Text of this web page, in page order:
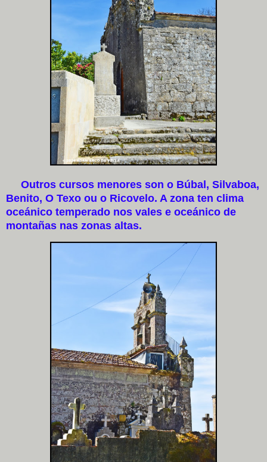
Outros cursos menores son o Búbal, Silvaboa,
Benito, O Texo ou o Ricovelo. A zona ten clima
oceánico temperado nos vales e oceánico de
montañas nas zonas altas.